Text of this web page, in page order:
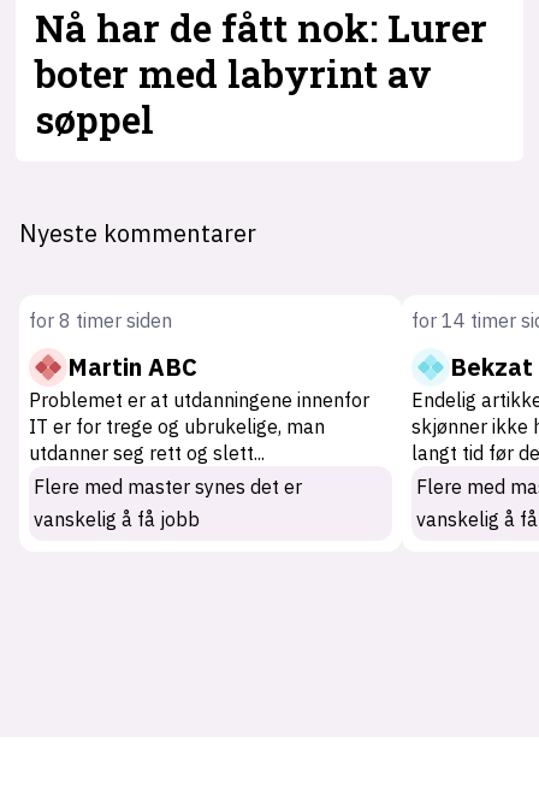
Nå har de fått nok: Lurer
boter med labyrint av
søppel
Nyeste kommentarer
for 8 timer siden
Martin ABC
Problemet er at utdanningene innenfor
IT er for trege og ubrukelige, man
utdanner seg rett og slett...
Flere med master synes det er
vanskelig å få jobb
for 14 timer
Endelig
skjønner ikke
langt tid før
Flere med
vanskelig å